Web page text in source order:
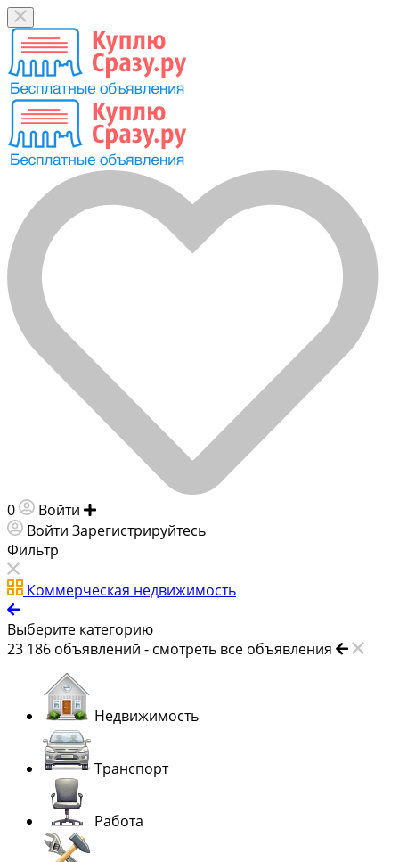
0 Войти
Войти Зарегистрируйтесь
Фильтр
Коммерческая недвижимость
Выберите категорию
23 186 объявлений - смотреть все объявления
Недвижимость
Транспорт
Работа